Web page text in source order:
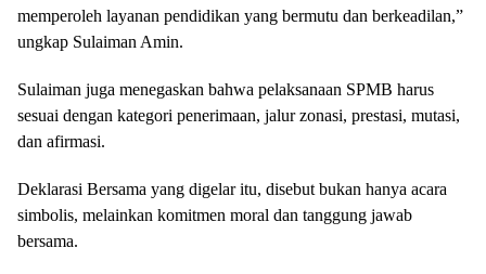
memperoleh layanan pendidikan yang bermutu dan berkeadilan,”
ungkap Sulaiman Amin.
Sulaiman juga menegaskan bahwa pelaksanaan SPMB harus
sesuai dengan kategori penerimaan, jalur zonasi, prestasi, mutasi,
dan afirmasi.
Deklarasi Bersama yang digelar itu, disebut bukan hanya acara
simbolis, melainkan komitmen moral dan tanggung jawab
bersama.